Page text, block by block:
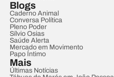
Blogs
Caderno Animal
Conversa Política
Pleno Poder
Sílvio Osias
Saúde Alerta
Mercado em Movimento
Papo Íntimo
Mais
Últimas Notícias